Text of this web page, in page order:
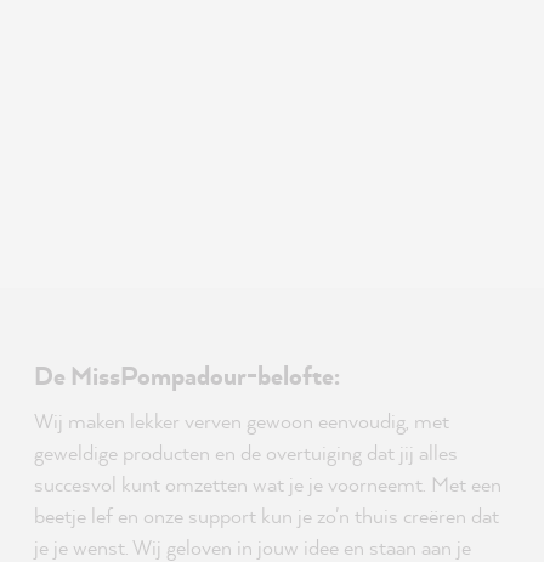
De MissPompadour-belofte:
Wij maken lekker verven gewoon eenvoudig, met
geweldige producten en de overtuiging dat jij alles
succesvol kunt omzetten wat je je voorneemt. Met een
beetje lef en onze support kun je zo'n thuis creëren dat
je je wenst. Wij geloven in jouw idee en staan aan je